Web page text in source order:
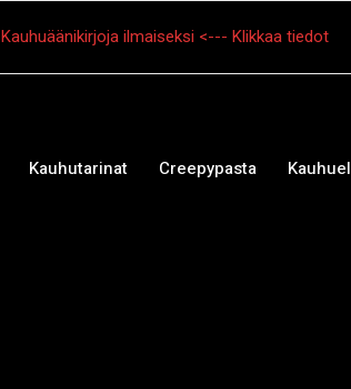
Kauhuäänikirjoja ilmaiseksi <--- Klikkaa tiedot
Kauhutarinat Creepypasta